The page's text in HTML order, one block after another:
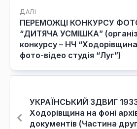
ДАЛІ
ПЕРЕМОЖЦІ КОНКУРСУ
“ДИТЯЧА УСМІШКА”
конкурсу – НЧ
фото-відео студія “Луг”)
УКРАЇНСЬКИЙ ЗДВИГ
Ходорівщина на фоні
документів (Частина